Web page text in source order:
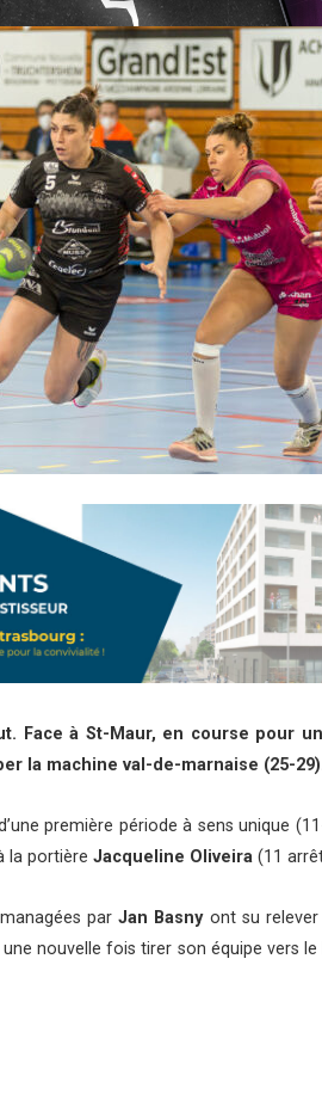
Face à St-Maur, en course pour
la machine val-de-marnaise (25-
première période à sens unique
la portière Jacqueline Oliveira (11
parJan Basnyont su relever
nouvelle fois tirer son équipe vers